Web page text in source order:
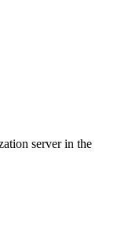
server in the